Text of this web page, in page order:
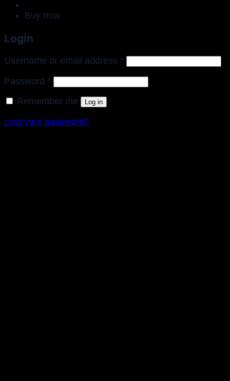
Buy now
Login
Username or email address *Required
Password *Required
Remember me Log in
Lost your password?